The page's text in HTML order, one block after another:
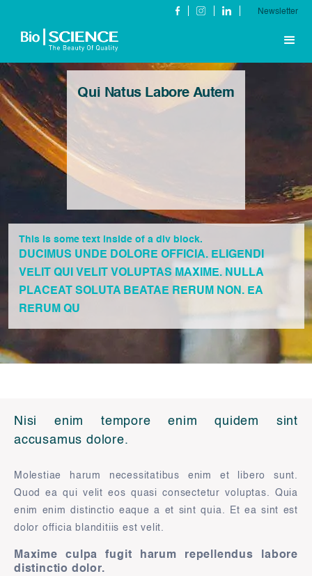
Newsletter
Qui Natus Labore Autem
This is some text inside of a div block.
DUCIMUS UNDE DOLORE OFFICIA. ELIGENDI
VELIT QUI VELIT VOLUPTAS MAXIME. NULLA
PLACEAT SOLUTA BEATAE RERUM NON. EA
RERUM QU
Nisi enim tempore enim quidem sint
accusamus dolore.
Molestiae harum necessitatibus enim et libero sunt.
Quod ea qui velit eos quasi consectetur voluptas. Quia
enim enim distinctio eaque a et sint quia. Et ea sint est
dolor officia blanditiis est velit.
Maxime culpa fugit harum repellendus labore
distinctio dolor.